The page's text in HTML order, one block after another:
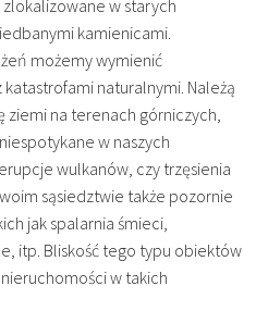
w starych
kamienicami.
możemy wymienić
naturalnymi. Należą
na terenach górniczych,
w naszych
wulkanów, czy trzęsienia
sąsiedztwie także pozornie
jak spalarnia śmieci,
itp. Bliskość tego typu obiektów
w takich